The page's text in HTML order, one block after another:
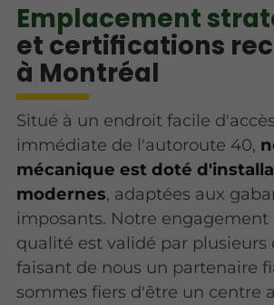
Emplacement
et certifications
à Montréal
Situé à un endroit facile
immédiate de l'autoroute 40,
mécanique est doté
modernes, adaptées aux
imposants. Notre engagement
qualité est validé par plusieurs
faisant de nous un partenaire
sommes fiers d'être un centre